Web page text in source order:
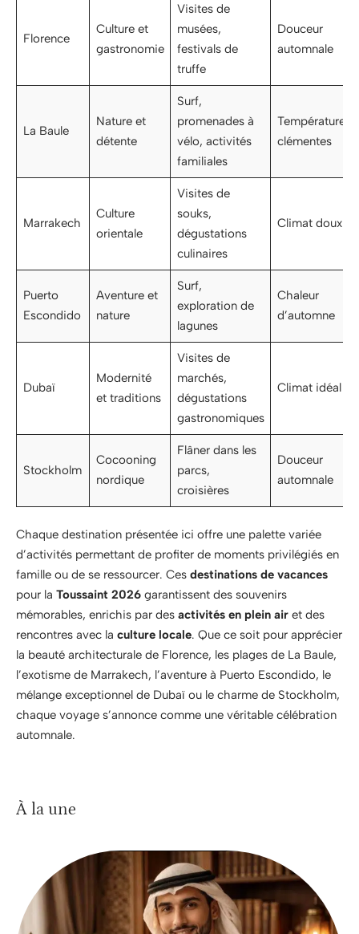
Florence
Culture et
gastronomie
Visites de
musées,
festivals de
truffe
Douceur
automnale
La Baule
Nature et
détente
Surf,
promenades à
vélo, activités
familiales
Températures
clémentes
Marrakech
Culture
orientale
Visites de
souks,
dégustations
culinaires
Climat doux
Puerto
Escondido
Aventure et
nature
Surf,
exploration de
lagunes
Chaleur
d’automne
Dubaï
Modernité
et traditions
Visites de
marchés,
dégustations
gastronomiques
Climat idéal
Stockholm
Cocooning
nordique
Flâner dans les
parcs,
croisières
Douceur
automnale
Chaque destination présentée ici offre une palette variée
d’activités permettant de profiter de moments privilégiés en
famille ou de se ressourcer. Ces destinations de vacances
pour la Toussaint 2026 garantissent des souvenirs
mémorables, enrichis par des activités en plein air et des
rencontres avec la culture locale. Que ce soit pour apprécier
la beauté architecturale de Florence, les plages de La Baule,
l’exotisme de Marrakech, l’aventure à Puerto Escondido, le
mélange exceptionnel de Dubaï ou le charme de Stockholm,
chaque voyage s’annonce comme une véritable célébration
automnale.
À la une